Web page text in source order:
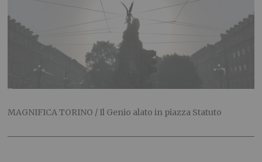
MAGNIFICA TORINO / Il Genio alato in piazza Statuto